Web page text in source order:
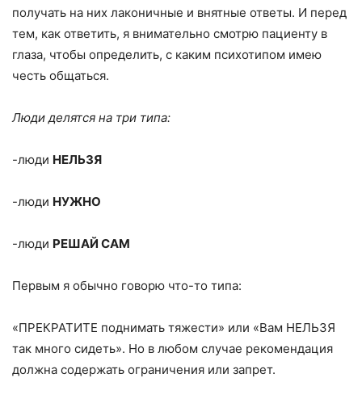
получать на них лаконичные и внятные ответы. И перед
тем, как ответить, я внимательно смотрю пациенту в
глаза, чтобы определить, с каким психотипом имею
честь общаться.
Люди делятся на три типа:
-люди НЕЛЬЗЯ
-люди НУЖНО
-люди РЕШАЙ САМ
Первым я обычно говорю что-то типа:
«ПРЕКРАТИТЕ поднимать тяжести» или «Вам НЕЛЬЗЯ
так много сидеть». Но в любом случае рекомендация
должна содержать ограничения или запрет.